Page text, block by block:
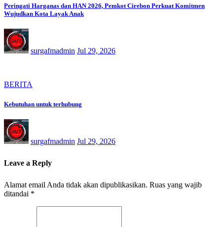
Peringati Harganas dan HAN 2026, Pemkot Cirebon Perkuat Komitmen
Wujudkan Kota Layak Anak
surgafmadmin Jul 29, 2026
BERITA
Kebutuhan untuk terhubung
surgafmadmin Jul 29, 2026
Leave a Reply
Alamat email Anda tidak akan dipublikasikan. Ruas yang wajib
ditandai *